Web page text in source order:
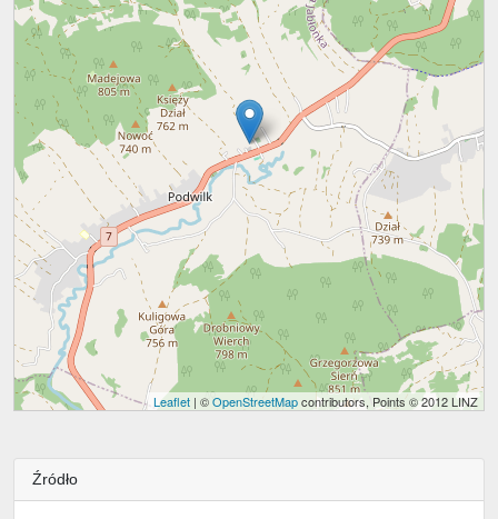
Leaflet | ©OpenStreetMapcontributors, Points © 2012 LINZ
Źródło